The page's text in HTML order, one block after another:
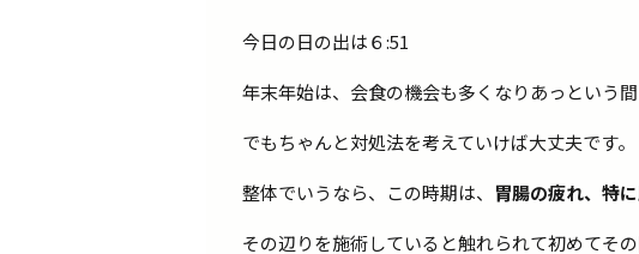
今日の日の出は６:51
年末年始は、会食の機会も多くなりあっという
でもちゃんと対処法を考えていけば大丈夫です。
整体でいうなら、この時期は、 胃腸の疲れ、特
その辺りを施術していると触れられて初めてそ